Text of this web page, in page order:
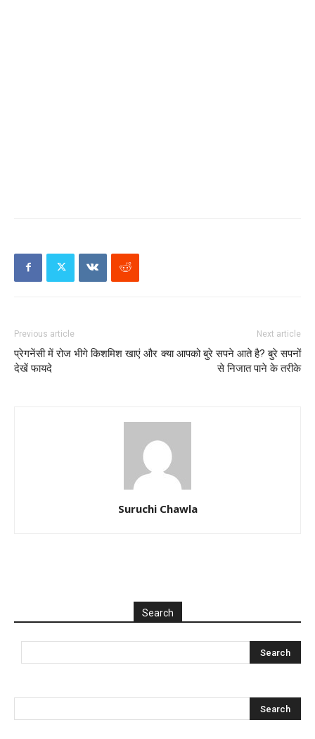
Previous article
प्रेगनेंसी में रोज भीगे किशमिश खाएं और
देखें फायदे
Next article
क्या आपको बुरे सपने आते है? बुरे सपनों
से निजात पाने के तरीके
Suruchi Chawla
Search